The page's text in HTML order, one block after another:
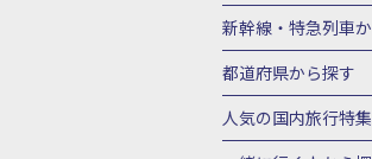
秋田⇔東京 新幹線
富山⇔東京 新幹線
東京→新潟 新幹線
東京→京都 新幹線パ
新幹線・特急列車
北海道新幹線 旅行
上越新幹線 旅行
都道府県から探す
北海道旅行
山形旅行・ツアー
人気の国内旅行特集